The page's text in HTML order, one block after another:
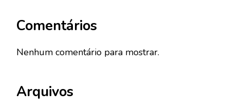
Comentários
Nenhum comentário para mostrar.
Arquivos